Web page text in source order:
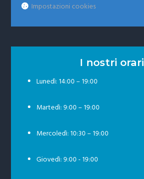
Impostazioni cookies
I nostri orari
Lunedì: 14:00 – 19:00
Martedì: 9:00 – 19:00
Mercoledì: 10:30 – 19:00
Giovedì: 9:00 - 19:00